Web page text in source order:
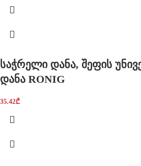
საჭრელი დანა, შეფის
დანა RONIG
35.42₾